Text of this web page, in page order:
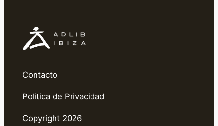
Contacto
Politica de Privacidad
Copyright 2026